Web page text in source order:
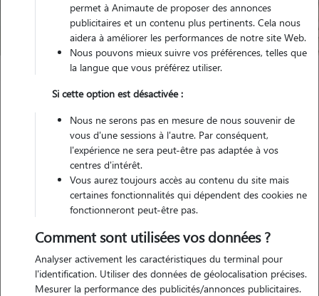
Trouver mon Pet Sitter
Lot-et-Garonne
Fumel
Nos promeneurs et familles d'accueil
à Fumel (47500)
permet à Animaute de proposer des annonces
publicitaires et un contenu plus pertinents. Cela nous
aidera à améliorer les performances de notre site Web.
Nous pouvons mieux suivre vos préférences, telles que
la langue que vous préférez utiliser.
Si cette option est désactivée :
Nous ne serons pas en mesure de nous souvenir de
vous d'une sessions à l'autre. Par conséquent,
l'expérience ne sera peut-être pas adaptée à vos
centres d'intérêt.
Vous aurez toujours accès au contenu du site mais
certaines fonctionnalités qui dépendent des cookies ne
fonctionneront peut-être pas.
Comment sont utilisées vos données ?
Analyser activement les caractéristiques du terminal pour
l'identification. Utiliser des données de géolocalisation précises.
Mesurer la performance des publicités/annonces publicitaires.